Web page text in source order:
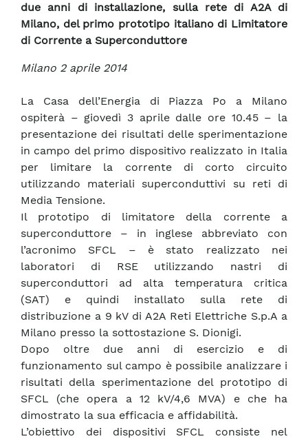
due anni di installazione, sulla rete di A2A di
Milano, del primo prototipo italiano di Limitatore
di Corrente a Superconduttore
Milano 2 aprile 2014
La Casa dell’Energia di Piazza Po a Milano
ospiterà – giovedì 3 aprile dalle ore 10.45 – la
presentazione dei risultati delle sperimentazione
in campo del primo dispositivo realizzato in Italia
per limitare la corrente di corto circuito
utilizzando materiali superconduttivi su reti di
Media Tensione.
Il prototipo di limitatore della corrente a
superconduttore – in inglese abbreviato con
l’acronimo SFCL – è stato realizzato nei
laboratori di RSE utilizzando nastri di
superconduttori ad alta temperatura critica
(SAT) e quindi installato sulla rete di
distribuzione a 9 kV di A2A Reti Elettriche S.p.A a
Milano presso la sottostazione S. Dionigi.
Dopo oltre due anni di esercizio e di
funzionamento sul campo è possibile analizzare i
risultati della sperimentazione del prototipo di
SFCL (che opera a 12 kV/4,6 MVA) e che ha
dimostrato la sua efficacia e affidabilità.
L’obiettivo dei dispositivi SFCL consiste nel